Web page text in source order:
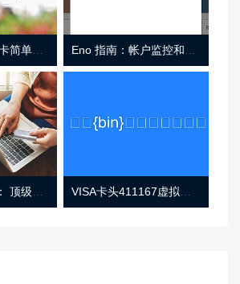
资本一虚拟信用卡简单介绍
条纹 vs PayPal： 顶级功能， 定价 （和更多！ VISA卡头411167虚拟卡基础信息